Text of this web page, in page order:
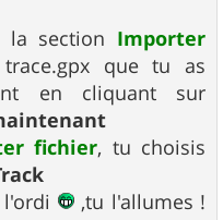
la section Importer
que tu as
en cliquant sur
fichier, tu choisis
l'ordi ,tu l'allumes !